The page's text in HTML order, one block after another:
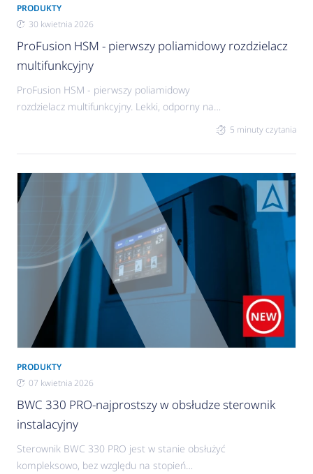
PRODUKTY
30 kwietnia 2026
ProFusion HSM - pierwszy poliamidowy rozdzielacz
multifunkcyjny
ProFusion HSM - pierwszy poliamidowy
rozdzielacz multifunkcyjny. Lekki, odporny na
kompaktowy i łatwy w montażu zestaw, który
zmieści się w każdej, nawet najmniejszej kotłowni.
5 minuty czytania
PRODUKTY
07 kwietnia 2026
BWC 330 PRO-najprostszy w obsłudze sterownik
instalacyjny
Sterownik BWC 330 PRO jest w stanie obsłużyć
kompleksowo, bez względu na stopień